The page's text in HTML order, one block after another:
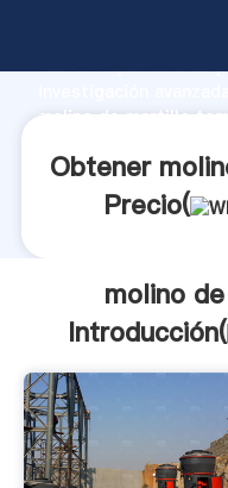
fuerte capacidad de
molino de martillo
Obtener
Precio(
molino
Introducción(